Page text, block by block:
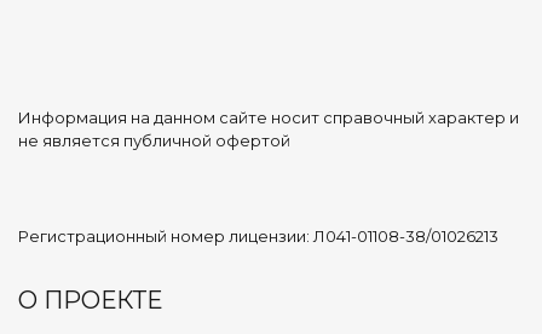
Информация на данном сайте носит справочный характер и
не является публичной офертой
Регистрационный номер лицензии: Л041-01108-38/01026213
О ПРОЕКТЕ